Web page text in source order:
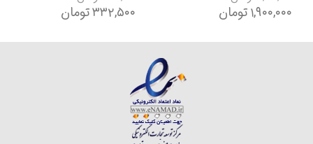
تومان ۳۳۲,۵۰۰تومان